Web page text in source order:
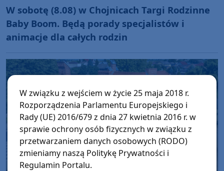
W sobotę (8.08) w Chojnicach Targi Rodzinne
Baby Boom. Będą porady specjalistów i
animacje dla całych rodzin
W związku z wejściem w życie 25 maja 2018 r.
Rozporządzenia Parlamentu Europejskiego i
Rady (UE) 2016/679 z dnia 27 kwietnia 2016 r. w
sprawie ochrony osób fizycznych w związku z
przetwarzaniem danych osobowych (RODO)
zmieniamy naszą Politykę Prywatności i
Regulamin Portalu.